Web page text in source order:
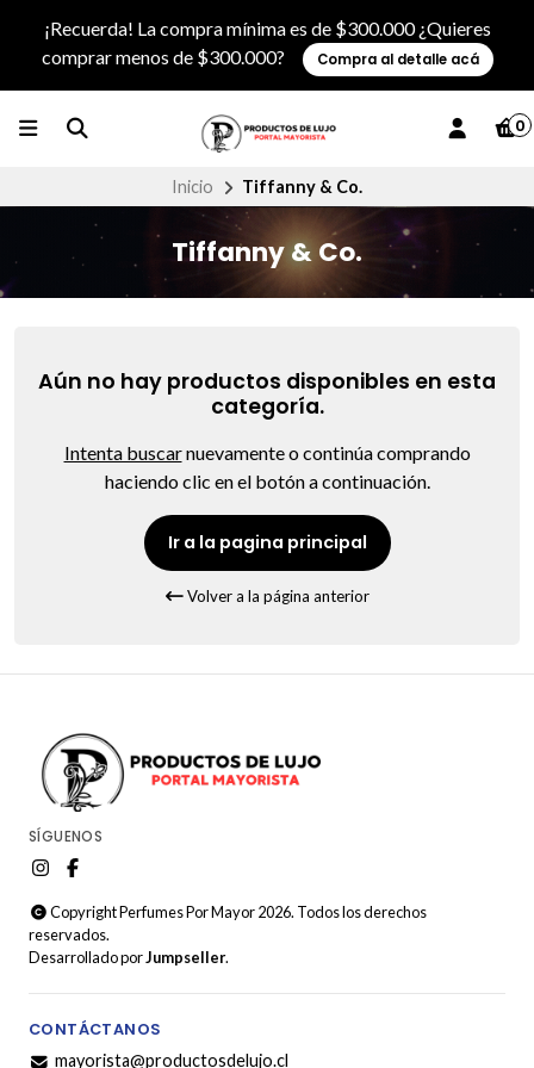
¡Recuerda! La compra mínima es de $300.000 ¿Quieres
comprar menos de $300.000?
Compra al detalle acá
0
Inicio Tiffanny & Co.
Tiffanny & Co.
Aún no hay productos disponibles en esta
categoría.
Intenta buscarnuevamente o continúa comprando
haciendo clic en el botón a continuación.
Ir a la pagina principal
Volver a la página anterior
SÍGUENOS
Copyright Perfumes Por Mayor 2026. Todos los derechos
reservados.
Desarrollado porJumpseller.
CONTÁCTANOS
mayorista@productosdelujo.cl